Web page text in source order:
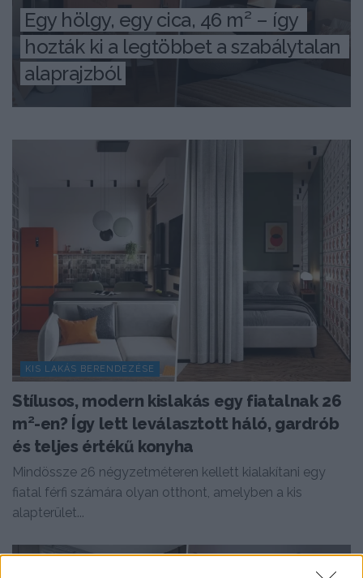
Egy hölgy, egy cica, 46 m² – így
hozták ki a legtöbbet a szabálytalan
alaprajzból
KIS LAKÁS BERENDEZÉSE
Stílusos, modern kislakás egy fiatalnak 26
m²-en? Így lett leválasztott háló, gardrób
és teljes értékű konyha
Mindössze 26 négyzetméteren kellett kialakítani egy
fiatal férfi számára olyan otthont, amelyben a kis
alapterület...